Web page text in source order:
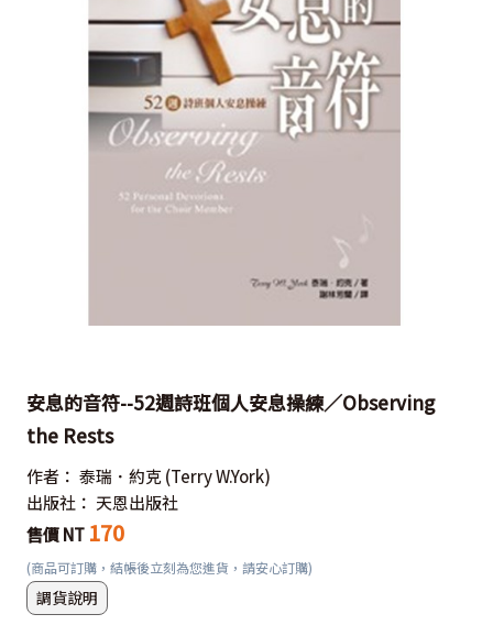
安息的音符--52週詩班個人安息操練／Observing
the Rests
作者： 泰瑞．約克 (Terry W.York)
出版社： 天恩出版社
售價 NT 170
(商品可訂購，結帳後立刻為您進貨，請安心訂購)
調貨說明